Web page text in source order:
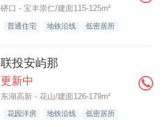
硚口 - 宝丰崇仁/建面115-125m²
普通住宅 地铁沿线 低密居所
联投安屿那
更新中
东湖高新 - 花山/建面126-179m²
花园洋房 地铁沿线 低密居所